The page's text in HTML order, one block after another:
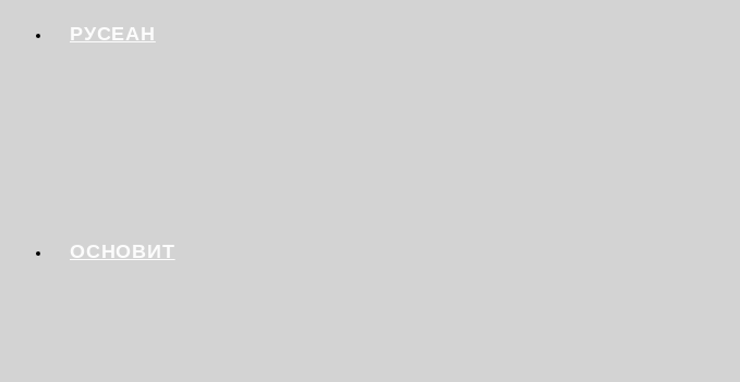
РУСЕАН
ОСНОВИТ